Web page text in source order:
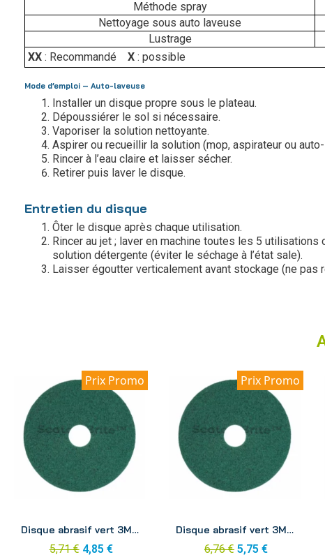
Méthode spray
Nettoyage sous auto laveuse
Lustrage
XX : Recommandé X : possible
Mode d’emploi – Auto-laveuse
Installer un disque propre sous le plateau.
Dépoussiérer le sol si nécessaire.
Vaporiser la solution nettoyante.
Aspirer ou recueillir la solution (mop, aspirateur ou
Rincer à l’eau claire et laisser sécher.
Retirer puis laver le disque.
Entretien du disque
Ôter le disque après chaque utilisation.
Rincer au jet ; laver en machine toutes les 5 utilisations
solution détergente (éviter le séchage à l’état sale).
Laisser égoutter verticalement avant stockage (ne pas
Prix Promo
Disque abrasif vert 3M 254mm
5,71 € 4,85 €
Prix Promo
Disque abrasif vert 3M 280mm
6,76 € 5,75 €